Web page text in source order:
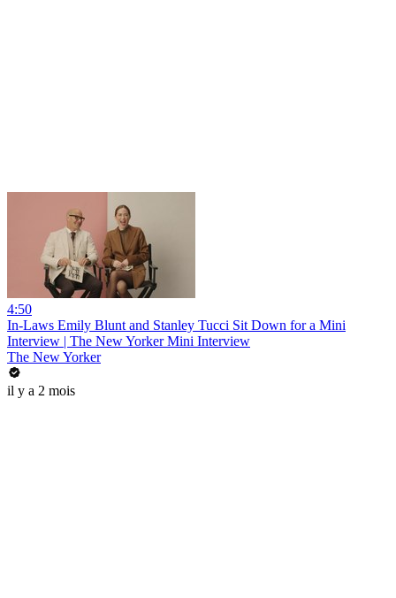
4:50
In-Laws Emily Blunt and Stanley Tucci Sit Down for a Mini
Interview | The New Yorker Mini Interview
The New Yorker
il y a 2 mois